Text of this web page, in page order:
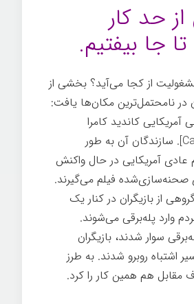
حد کار
جا بیفتیم.
مشغولیت از کجا می‌آید؟ بخشی از
در نامحتمل‌ترین مکان‌ها یافت:
آمریکایی کاندید کامرا
[Candid Camera]. سازندگان آن به طور
عادی آمریکایی در حال واکنش
فیلم می‌گیرند.
از بازیگران در کنار یک
وارد پله‌برقی می‌شوند.
سوار شدند، بازیگران
اشتباه روبرو شدند. به طرز
مقابل هم همین کار را کرد.